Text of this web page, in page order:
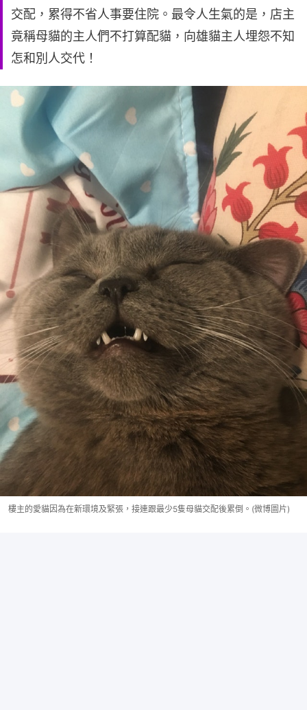
交配，累得不省人事要住院。最令人生氣的是，店主
竟稱母貓的主人們不打算配貓，向雄貓主人埋怨不知
怎和別人交代！
樓主的愛貓因為在新環境及緊張，接連跟最少5隻母貓交配後累倒。(微博圖片)